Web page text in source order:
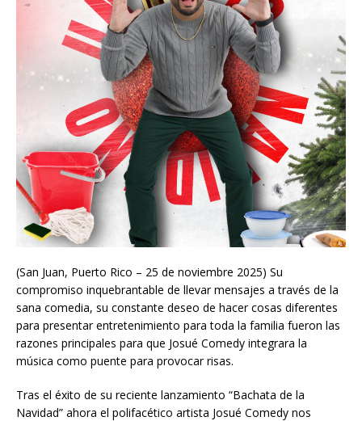
(San Juan, Puerto Rico – 25 de noviembre 2025) Su
compromiso inquebrantable de llevar mensajes a través de la
sana comedia, su constante deseo de hacer cosas diferentes
para presentar entretenimiento para toda la familia fueron las
razones principales para que Josué Comedy integrara la
música como puente para provocar risas.
Tras el éxito de su reciente lanzamiento “Bachata de la
Navidad” ahora el polifacético artista Josué Comedy nos